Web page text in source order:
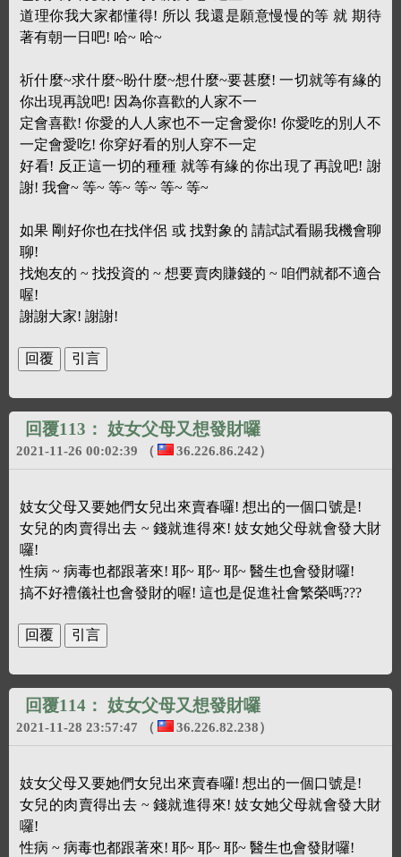
道理你我大家都懂得! 所以 我還是願意慢慢的等 就 期待
著有朝一日吧! 哈~ 哈~
祈什麼~求什麼~盼什麼~想什麼~要甚麼! 一切就等有緣的
你出現再說吧! 因為你喜歡的人家不一
定會喜歡! 你愛的人人家也不一定會愛你! 你愛吃的別人不
一定會愛吃! 你穿好看的別人穿不一定
好看! 反正這一切的種種 就等有緣的你出現了再說吧! 謝
謝! 我會~ 等~ 等~ 等~ 等~ 等~
如果 剛好你也在找伴侶 或 找對象的 請試試看賜我機會聊
聊!
找炮友的 ~ 找投資的 ~ 想要賣肉賺錢的 ~ 咱們就都不適合
喔!
謝謝大家! 謝謝!
回覆113： 妓女父母又想發財囉
2021-11-26 00:02:39 （ 36.226.86.242）
妓女父母又要她們女兒出來賣春囉! 想出的一個口號是!
女兒的肉賣得出去 ~ 錢就進得來! 妓女她父母就會發大財
囉!
性病 ~ 病毒也都跟著來! 耶~ 耶~ 耶~ 醫生也會發財囉!
搞不好禮儀社也會發財的喔! 這也是促進社會繁榮嗎???
回覆114： 妓女父母又想發財囉
2021-11-28 23:57:47 （ 36.226.82.238）
妓女父母又要她們女兒出來賣春囉! 想出的一個口號是!
女兒的肉賣得出去 ~ 錢就進得來! 妓女她父母就會發大財
囉!
性病 ~ 病毒也都跟著來! 耶~ 耶~ 耶~ 醫生也會發財囉!